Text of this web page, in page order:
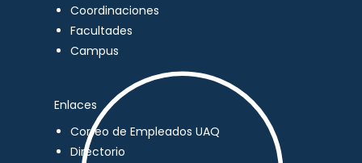
Coordinaciones
Facultades
Campus
Enlaces
Correo de Empleados UAQ
Directorio